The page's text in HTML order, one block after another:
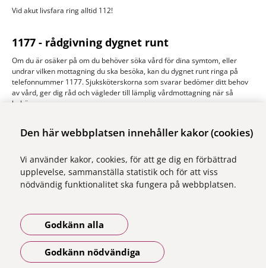
Den här webbplatsen innehåller kakor (cookies)
Vi använder kakor, cookies, för att ge dig en förbättrad
upplevelse, sammanställa statistik och för att viss
nödvändig funktionalitet ska fungera på webbplatsen.
Godkänn alla
Godkänn nödvändiga
Vid akut livsfara ring alltid 112!
1177 - rådgivning dygnet runt
Om du är osäker på om du behöver söka vård för dina symtom, eller
undrar vilken mottagning du ska besöka, kan du dygnet runt ringa på
telefonnummer 1177. Sjuksköterskorna som svarar bedömer ditt behov
av vård, ger dig råd och vägleder till lämplig vårdmottagning när så
behövs.
sjukdom.
Vi ingår i Stockholms läns sjukvårdsområde som erbjuder hälso- och
sjukvård i Region Stockholms regi.
Samtliga bilder på webbplatsen är tagna av fotograf Yanan Li om inget